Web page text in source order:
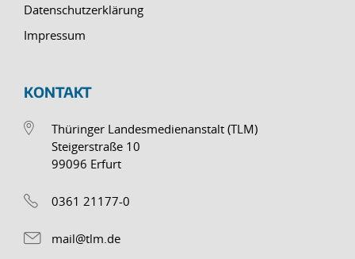
Datenschutzerklärung
Impressum
KONTAKT
Thüringer Landesmedienanstalt (TLM)
Steigerstraße 10
99096 Erfurt
0361 21177-0
mail@tlm.de